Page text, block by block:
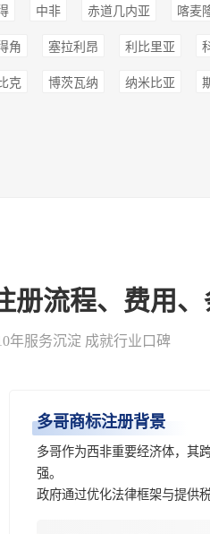
中非 赤道几内亚 喀麦
角 塞拉利昂 利比里亚
克 博茨瓦纳 纳米比亚
册流程、费用
年服务沉淀 成就行业口碑
多哥商标注册背景
多哥作为西非重要经济体，其
强。
政府通过优化法律框架与提供